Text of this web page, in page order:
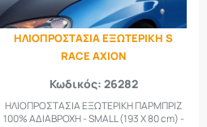
ΗΛΙΟΠΡΟΣΤΑΣΙΑ ΕΞΩΤΕΡΙΚΗ S
RACE AXION
Κωδικός: 26282
ΗΛΙΟΠΡΟΣΤΑΣΙΑ ΕΞΩΤΕΡΙΚΗ ΠΑΡΜΠΡΙΖ
100% ΑΔΙΑΒΡΟΧΗ - SMALL (193 Χ 80 cm) -